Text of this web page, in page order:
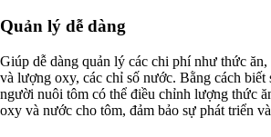
Quản lý dễ dàng
Giúp dễ dàng quản lý các chi phí như thức
và lượng oxy, các chỉ số nước. Bằng cách biết
người nuôi tôm có thể điều chỉnh lượng thức
oxy và nước cho tôm, đảm bảo sự phát triển